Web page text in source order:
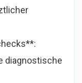
diagnostische